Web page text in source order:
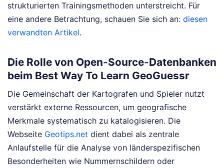
strukturierten Trainingsmethoden unterstreicht. Für
eine andere Betrachtung, schauen Sie sich an: diesen
verwandten Artikel.
Die Rolle von Open-Source-Datenbanken
beim Best Way To Learn GeoGuessr
Die Gemeinschaft der Kartografen und Spieler nutzt
verstärkt externe Ressourcen, um geografische
Merkmale systematisch zu katalogisieren. Die
Webseite Geotips.net dient dabei als zentrale
Anlaufstelle für die Analyse von länderspezifischen
Besonderheiten wie Nummernschildern oder